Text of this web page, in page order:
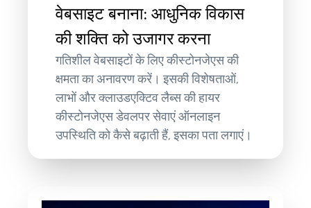
वेबसाइट बनाना: आधुनिक विकास
की शक्ति को उजागर करना
गतिशील वेबसाइटों के लिए कीस्टोनजेएस की
क्षमता का अनावरण करें। इसकी विशेषताओं,
लाभों और क्लाउडएक्टिव लैब्स की हायर
कीस्टोनजेएस डेवलपर सेवाएं ऑनलाइन
उपस्थिति को कैसे बढ़ाती हैं, इसका पता लगाएं।